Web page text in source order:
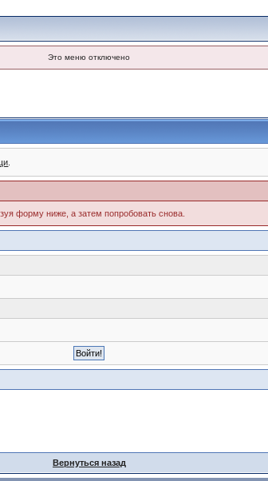
Это меню отключено
форму ниже, а затем попробовать снова.
Вернуться назад